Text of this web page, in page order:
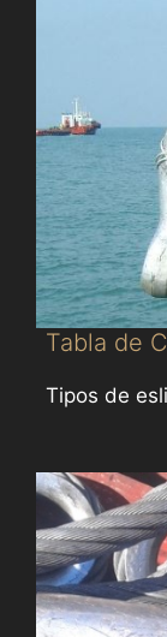
Tabla de
Tipos de